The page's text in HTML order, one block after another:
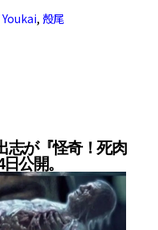
Youkai, 殻尾
志が『怪奇！死肉
公開。